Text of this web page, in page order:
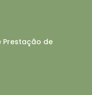
Prestação de